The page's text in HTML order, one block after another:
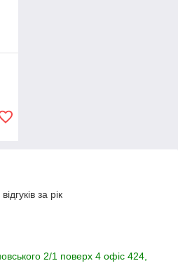
за рік
2/1 поверх 4 офіс 424,